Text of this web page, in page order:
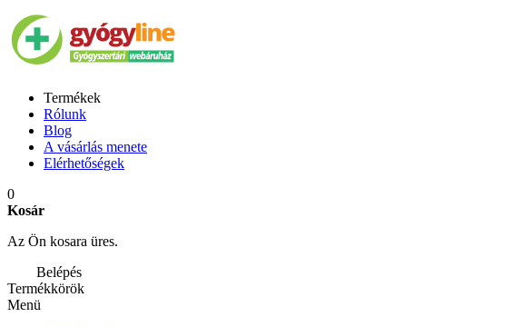
Termékek
Rólunk
Blog
A vásárlás menete
Elérhetőségek
0
Kosár
Az Ön kosara üres.
Belépés
Termékkörök
Menü